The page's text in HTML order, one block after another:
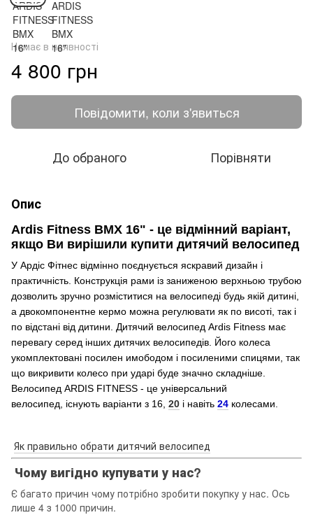
Немає в наявності
4 800 грн
Повідомити, коли з'явиться
До обраного Порівняти
Опис
Ardis Fitness BMX 16" - це відмінний варіант,
якщо Ви вирішили купити дитячий велосипед
У Ардіс Фітнес відмінно поєднується яскравий дизайн і
практичність. Конструкція рами із заниженою верхньою трубою
дозволить зручно розміститися на велосипеді будь якій дитині,
а двокомпонентне кермо можна регулювати як по висоті, так і
по відстані від дитини. Дитячий велосипед Ardis Fitness має
перевагу серед інших дитячих велосипедів. Його колеса
укомплектовані посилен имободом і посиленими спицями, так
що викривити колесо при ударі буде значно складніше.
Велосипед ARDIS FITNESS - це універсальний
велосипед, існують варіанти з 16, 20 і навіть 24 колесами.
Як правильно обрати дитячий велосипед
Чому вигідно купувати у нас?
Є багато причин чому потрібно зробити покупку у нас. Ось
лише 4 з 1000 причин.